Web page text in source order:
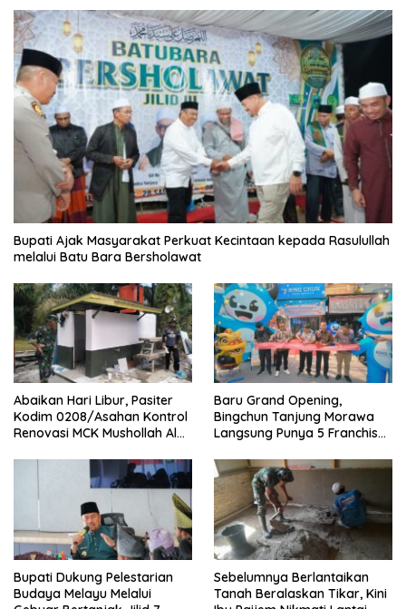
Bupati Ajak Masyarakat Perkuat Kecintaan kepada Rasulullah
melalui Batu Bara Bersholawat
Abaikan Hari Libur, Pasiter
Kodim 0208/Asahan Kontrol
Renovasi MCK Mushollah Al
‎Baru Grand Opening,
Bingchun Tanjung Morawa
Langsung Punya 5 Franchise
Bupati Dukung Pelestarian
Budaya Melayu Melalui
Sebelumnya Berlantaikan
Tanah Beralaskan Tikar, Kini